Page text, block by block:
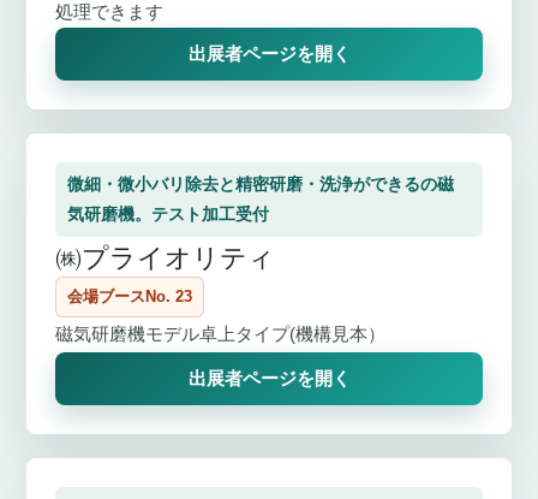
処理できます
出展者ページを開く
微細・微小バリ除去と精密研磨・洗浄ができるの磁
気研磨機。テスト加工受付
㈱プライオリティ
会場ブースNo. 23
磁気研磨機モデル卓上タイプ(機構見本）
出展者ページを開く